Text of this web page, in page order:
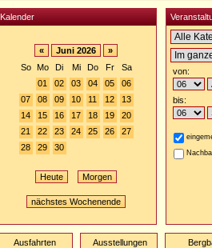
Kalender
« Juni 2026
»
So
Mo Di Mi Do Fr
Sa
01
02 03 04 05
06
07
08 09 10 11 12
13
14
15 16 17 18 19
20
21
22 23 24 25 26
27
28
29 30
Heute Morgen
nächstes Wochenende
von:
bis:
Ausfahrten Ausstellungen